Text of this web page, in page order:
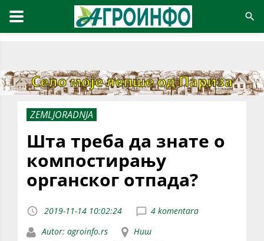
ZEMLJORADNJA
Шта треба да знате о
компостирању
органског отпада?
2019-11-14 10:02:24
4 komentara
Autor: agroinfo.rs
Ниш